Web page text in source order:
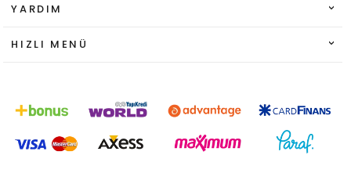
YARDIM
HIZLI MENÜ